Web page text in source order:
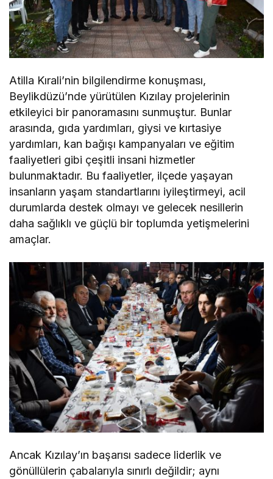
Atilla Kırali’nin bilgilendirme konuşması,
Beylikdüzü’nde yürütülen Kızılay projelerinin
etkileyici bir panoramasını sunmuştur. Bunlar
arasında, gıda yardımları, giysi ve kırtasiye
yardımları, kan bağışı kampanyaları ve eğitim
faaliyetleri gibi çeşitli insani hizmetler
bulunmaktadır. Bu faaliyetler, ilçede yaşayan
insanların yaşam standartlarını iyileştirmeyi, acil
durumlarda destek olmayı ve gelecek nesillerin
daha sağlıklı ve güçlü bir toplumda yetişmelerini
amaçlar.
Ancak Kızılay’ın başarısı sadece liderlik ve
gönüllülerin çabalarıyla sınırlı değildir; aynı